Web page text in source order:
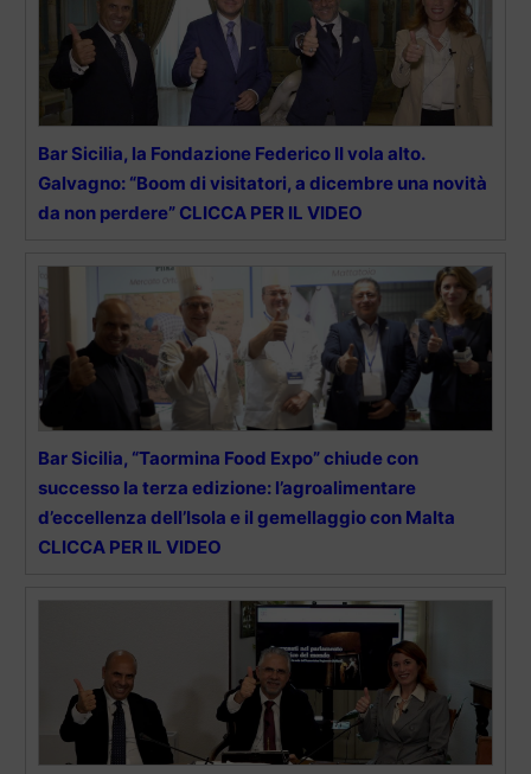
Bar Sicilia, la Fondazione Federico II vola alto.
Galvagno: “Boom di visitatori, a dicembre una novità
da non perdere” CLICCA PER IL VIDEO
Bar Sicilia, “Taormina Food Expo” chiude con
successo la terza edizione: l’agroalimentare
d’eccellenza dell’Isola e il gemellaggio con Malta
CLICCA PER IL VIDEO